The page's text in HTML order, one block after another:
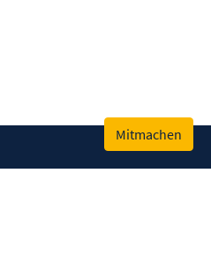
Mitmachen